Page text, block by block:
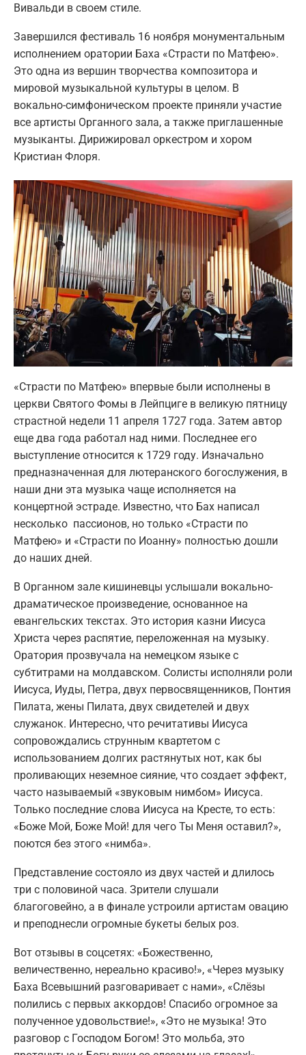
Вивальди в своем стиле.
Завершился фестиваль 16 ноября монументальным
исполнением оратории Баха «Страсти по Матфею».
Это одна из вершин творчества композитора и
мировой музыкальной культуры в целом. В
вокально-симфоническом проекте приняли участие
все артисты Органного зала, а также приглашенные
музыканты. Дирижировал оркестром и хором
Кристиан Флоря.
«Страсти по Матфею» впервые были исполнены в
церкви Святого Фомы в Лейпциге в великую пятницу
страстной недели 11 апреля 1727 года. Затем автор
еще два года работал над ними. Последнее его
выступление относится к 1729 году. Изначально
предназначенная для лютеранского богослужения, в
наши дни эта музыка чаще исполняется на
концертной эстраде. Известно, что Бах написал
несколько пассионов, но только «Страсти по
Матфею» и «Страсти по Иоанну» полностью дошли
до наших дней.
В Органном зале кишиневцы услышали вокально-
драматическое произведение, основанное на
евангельских текстах. Это история казни Иисуса
Христа через распятие, переложенная на музыку.
Оратория прозвучала на немецком языке с
субтитрами на молдавском. Солисты исполняли роли
Иисуса, Иуды, Петра, двух первосвященников, Понтия
Пилата, жены Пилата, двух свидетелей и двух
служанок. Интересно, что речитативы Иисуса
сопровождались струнным квартетом с
использованием долгих растянутых нот, как бы
проливающих неземное сияние, что создает эффект,
часто называемый «звуковым нимбом» Иисуса.
Только последние слова Иисуса на Кресте, то есть:
«Боже Мой, Боже Мой! для чего Ты Меня оставил?»,
поются без этого «нимба».
Представление состояло из двух частей и длилось
три с половиной часа. Зрители слушали
благоговейно, а в финале устроили артистам овацию
и преподнесли огромные букеты белых роз.
Вот отзывы в соцсетях: «Божественно,
величественно, нереально красиво!», «Через музыку
Баха Всевышний разговаривает с нами», «Слёзы
полились с первых аккордов! Спасибо огромное за
полученное удовольствие!», «Это не музыка! Это
разговор с Господом Богом! Это мольба, это